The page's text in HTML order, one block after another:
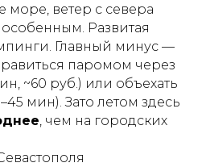
море, ветер с севера
особенным. Развитая
Главный минус —
паромом через
~60 руб.) или объехать
мин). Зато летом здесь
, чем на городских